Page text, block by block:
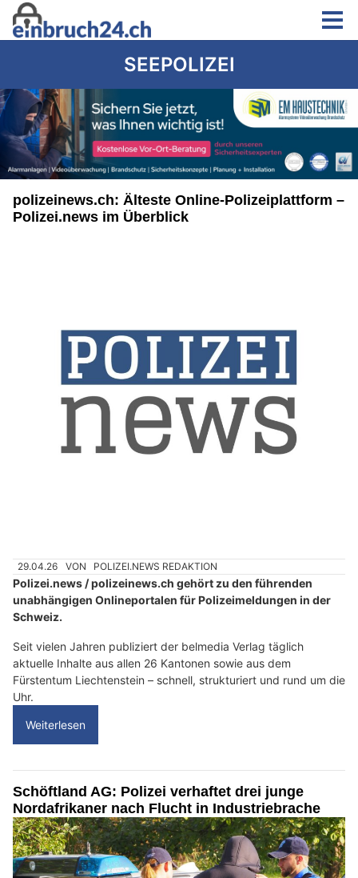
SEEPOLIZEI
polizeinews.ch: Älteste Online-Polizeiplattform –
Polizei.news im Überblick
29.04.26 VON POLIZEI.NEWS REDAKTION
Polizei.news / polizeinews.ch gehört zu den führenden
unabhängigen Onlineportalen für Polizeimeldungen in der
Schweiz.
Seit vielen Jahren publiziert der belmedia Verlag täglich
aktuelle Inhalte aus allen 26 Kantonen sowie aus dem
Fürstentum Liechtenstein – schnell, strukturiert und rund um die
Uhr.
Weiterlesen
Schöftland AG: Polizei verhaftet drei junge
Nordafrikaner nach Flucht in Industriebrache